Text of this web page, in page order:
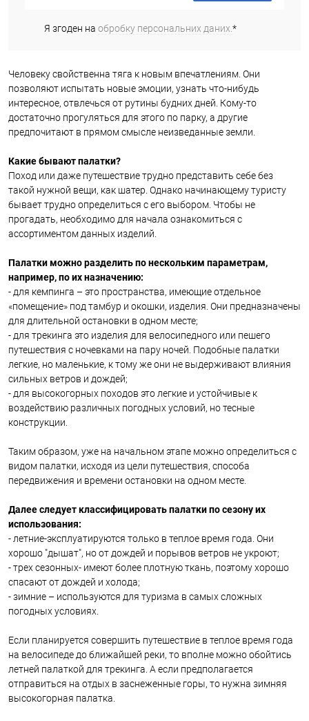
Я згоден на обробку персональних даних.*
Человеку свойственна тяга к новым впечатлениям. Они
позволяют испытать новые эмоции, узнать что-нибудь
интересное, отвлечься от рутины будних дней. Кому-то
достаточно прогуляться для этого по парку, а другие
предпочитают в прямом смысле неизведанные земли.
Какие бывают палатки?
Поход или даже путешествие трудно представить себе без
такой нужной вещи, как шатер. Однако начинающему туристу
бывает трудно определиться с его выбором. Чтобы не
прогадать, необходимо для начала ознакомиться с
ассортиментом данных изделий.
Палатки можно разделить по нескольким параметрам,
например, по их назначению:
- для кемпинга – это пространства, имеющие отдельное
«помещение» под тамбур и окошки, изделия. Они предназначены
для длительной остановки в одном месте;
- для трекинга это изделия для велосипедного или пешего
путешествия с ночевками на пару ночей. Подобные палатки
легкие, но маленькие, к тому же они не выдерживают влияния
сильных ветров и дождей;
- для высокогорных походов это легкие и устойчивые к
воздействию различных погодных условий, но тесные
конструкции.
Таким образом, уже на начальном этапе можно определиться с
видом палатки, исходя из цели путешествия, способа
передвижения и времени остановки на одном месте.
Далее следует классифицировать палатки по сезону их
использования:
- летние-эксплуатируются только в теплое время года. Они
хорошо "дышат", но от дождей и порывов ветров не укроют;
- трех сезонных- имеют более плотную ткань, поэтому хорошо
спасают от дождей и холода;
- зимние – используются для туризма в самых сложных
погодных условиях.
Если планируется совершить путешествие в теплое время года
на велосипеде до ближайшей реки, то вполне можно обойтись
летней палаткой для трекинга. А если предполагается
отправиться на отдых в заснеженные горы, то нужна зимняя
высокогорная палатка.